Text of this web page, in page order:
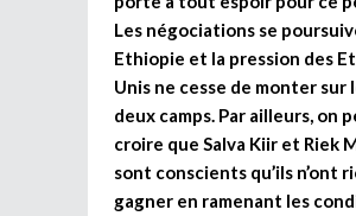
Les négociations se
Ethiopie et la pression des
Unis ne cesse de monter sur
deux camps. Par ailleurs, on
croire que Salva Kiir et Riek
sont conscients qu’ils n’ont
gagner en ramenant les